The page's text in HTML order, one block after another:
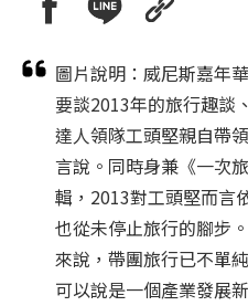
圖片說明：威尼斯嘉年
要談2013年的旅行趣談
達人領隊工頭堅親自帶
言說。同時身兼《一次
輯，2013對工頭堅而言
也從未停止旅行的腳步
來說，帶團旅行已不單
可以說是一個產業發展